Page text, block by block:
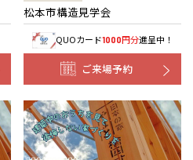
松本市構造見学会
QUOカード1000円分進呈中！
ご来場予約